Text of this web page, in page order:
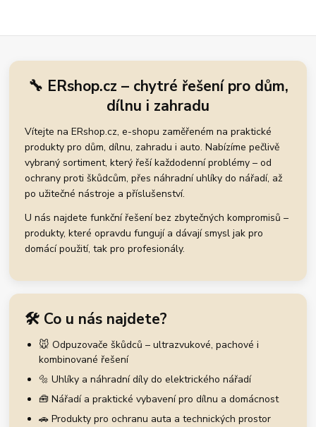
🔧 ERshop.cz – chytré řešení pro dům,
dílnu i zahradu
Vítejte na ERshop.cz, e-shopu zaměřeném na praktické
produkty pro dům, dílnu, zahradu i auto. Nabízíme pečlivě
vybraný sortiment, který řeší každodenní problémy – od
ochrany proti škůdcům, přes náhradní uhlíky do nářadí, až
po užitečné nástroje a příslušenství.
U nás najdete funkční řešení bez zbytečných kompromisů –
produkty, které opravdu fungují a dávají smysl jak pro
domácí použití, tak pro profesionály.
🛠️ Co u nás najdete?
🐭 Odpuzovače škůdců – ultrazvukové, pachové i
kombinované řešení
🔩 Uhlíky a náhradní díly do elektrického nářadí
🧰 Nářadí a praktické vybavení pro dílnu a domácnost
🚗 Produkty pro ochranu auta a technických prostor